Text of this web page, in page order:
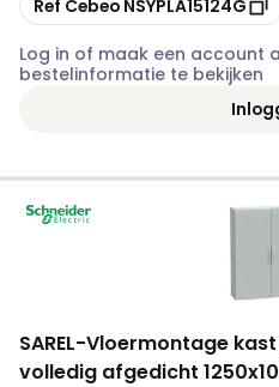
Ref Cebeo NSYPLA15124G
Log in of maak een account
bestelinformatie te bekijken
SAREL-Vloermontage
volledig afgedicht